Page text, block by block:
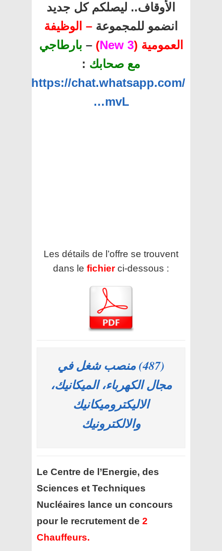
الأوقاف.. ليصلكم كل جديد
انضمو للمجموعة – الوظيفة
العمومية (3 New
)
– بارطاجي
مع صحابك :
https://chat.whatsapp.com/
…mvL
Les détails de l’offre se trouvent
dans le fichier ci-dessous :
(487) منصب شغل في
مجال الكهرباء، الميكانيك،
الاليكتروميكانيك
والالكترونيك
Le Centre de l’Energie, des
Sciences et Techniques
Nucléaires lance un concours
pour le recrutement de 2
Chauffeurs.